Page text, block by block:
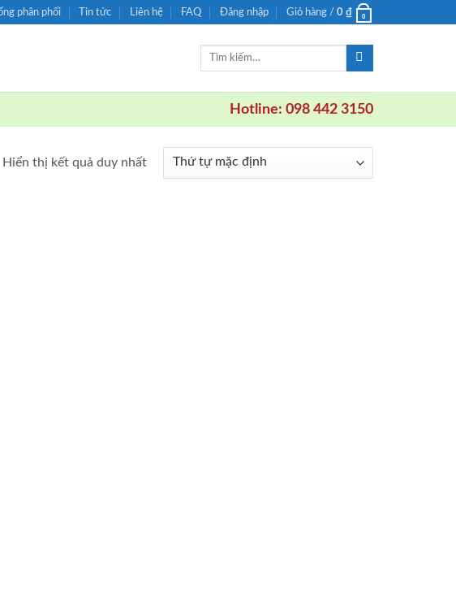
phân phối Tin tức Liên hệ FAQ Đăng nhập Giỏ hàng / 0 ₫ 0
Tìm
Hotline: 098 442 3150
Hiển thị kết quả duy nhất